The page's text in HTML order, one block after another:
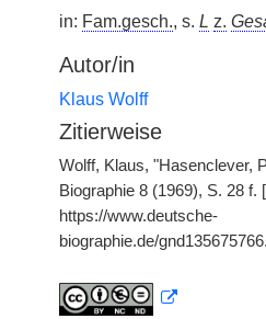
in: Fam.gesch., s. L z.
Autor/in
Klaus Wolff
Zitierweise
Wolff, Klaus, "Hasenclever,
Biographie 8 (1969), S. 28 f.
https://www.deutsche-
biographie.de/